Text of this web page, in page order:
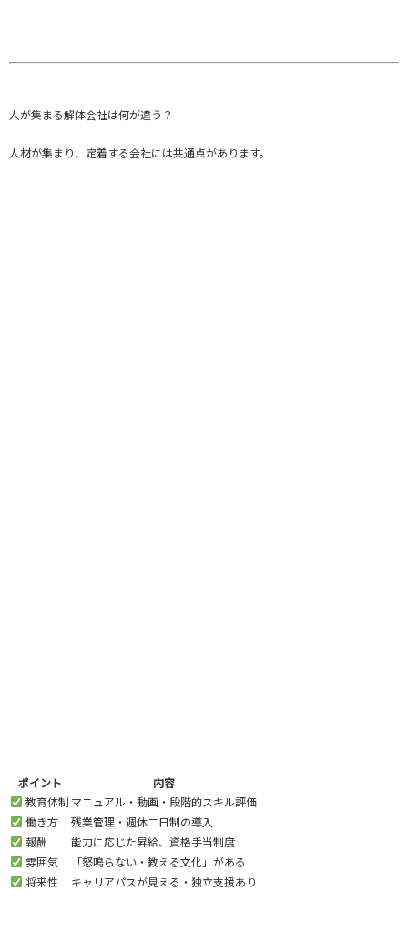
人が集まる解体会社は何が違う？
人材が集まり、定着する会社には共通点があります。
ポイント
内容
教育体制 マニュアル・動画・段階的スキル評価
働き方
残業管理・週休二日制の導入
報酬
能力に応じた昇給、資格手当制度
雰囲気
「怒鳴らない・教える文化」がある
将来性
キャリアパスが見える・独立支援あり